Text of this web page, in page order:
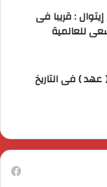
: قريبا فى
للعالمية
) فى التاريخ